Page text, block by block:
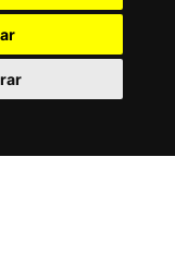
reservados.